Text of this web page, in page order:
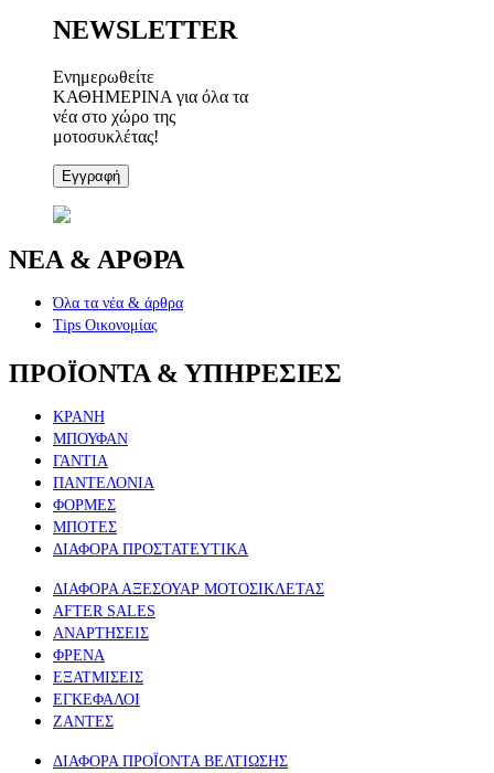
NEWSLETTER
Ενημερωθείτε
ΚΑΘΗΜΕΡΙΝΑ για όλα τα
νέα στο χώρο της
μοτοσυκλέτας!
Εγγραφή
ΝΕΑ & ΑΡΘΡΑ
Όλα τα νέα & άρθρα
Tips Οικονομίας
ΠΡΟΪΟΝΤΑ & ΥΠΗΡΕΣΙΕΣ
ΚΡΑΝΗ
ΜΠΟΥΦΑΝ
ΓΑΝΤΙΑ
ΠΑΝΤΕΛΟΝΙΑ
ΦΟΡΜΕΣ
ΜΠΟΤΕΣ
ΔΙΑΦΟΡΑ ΠΡΟΣΤΑΤΕΥΤΙΚΑ
ΔΙΑΦΟΡΑ ΑΞΕΣΟΥΑΡ ΜΟΤΟΣΙΚΛΕΤΑΣ
AFTER SALES
ΑΝΑΡΤΗΣΕΙΣ
ΦΡΕΝΑ
ΕΞΑΤΜΙΣΕΙΣ
ΕΓΚΕΦΑΛΟΙ
ΖΑΝΤΕΣ
ΔΙΑΦΟΡΑ ΠΡΟΪΟΝΤΑ ΒΕΛΤΙΩΣΗΣ